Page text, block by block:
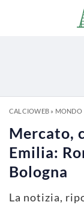
CALCIOWEB» MONDO
Mercato,
Emilia:
Bologna
La notizia,